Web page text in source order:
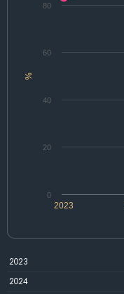
%
2023
0
20
40
60
80
2023
2024